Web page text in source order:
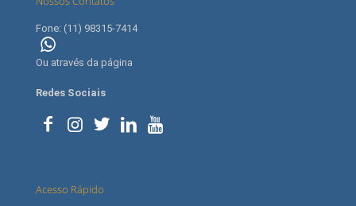
Fone: (11) 98315-7414
Ou através da página
Redes Sociais
Acesso Rápido